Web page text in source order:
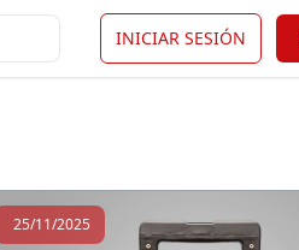
INICIAR SESIÓN
25/11/2025